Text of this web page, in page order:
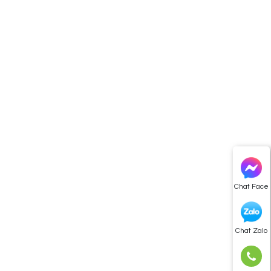
Chat Face
Chat Zalo